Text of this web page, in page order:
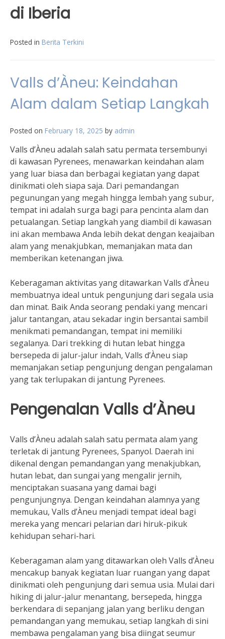
di Iberia
Posted in Berita Terkini
Valls d’Àneu: Keindahan
Alam dalam Setiap Langkah
Posted on February 18, 2025 by admin
Valls d’Àneu adalah salah satu permata tersembunyi
di kawasan Pyrenees, menawarkan keindahan alam
yang luar biasa dan berbagai kegiatan yang dapat
dinikmati oleh siapa saja. Dari pemandangan
pegunungan yang megah hingga lembah yang subur,
tempat ini adalah surga bagi para pencinta alam dan
petualangan. Setiap langkah yang diambil di kawasan
ini akan membawa Anda lebih dekat dengan keajaiban
alam yang menakjubkan, memanjakan mata dan
memberikan ketenangan jiwa.
Keberagaman aktivitas yang ditawarkan Valls d’Àneu
membuatnya ideal untuk pengunjung dari segala usia
dan minat. Baik Anda seorang pendaki yang mencari
jalur tantangan, atau sekadar ingin bersantai sambil
menikmati pemandangan, tempat ini memiliki
segalanya. Dari trekking di hutan lebat hingga
bersepeda di jalur-jalur indah, Valls d’Àneu siap
memanjakan setiap pengunjung dengan pengalaman
yang tak terlupakan di jantung Pyrenees.
Pengenalan Valls d’Àneu
Valls d’Àneu adalah salah satu permata alam yang
terletak di jantung Pyrenees, Spanyol. Daerah ini
dikenal dengan pemandangan yang menakjubkan,
hutan lebat, dan sungai yang mengalir jernih,
menciptakan suasana yang damai bagi
pengunjungnya. Dengan keindahan alamnya yang
memukau, Valls d’Àneu menjadi tempat ideal bagi
mereka yang mencari pelarian dari hiruk-pikuk
kehidupan sehari-hari.
Keberagaman alam yang ditawarkan oleh Valls d’Àneu
mencakup banyak kegiatan luar ruangan yang dapat
dinikmati oleh pengunjung dari semua usia. Mulai dari
hiking di jalur-jalur menantang, bersepeda, hingga
berkendara di sepanjang jalan yang berliku dengan
pemandangan yang memukau, setiap langkah di sini
membawa pengalaman yang bisa diingat seumur